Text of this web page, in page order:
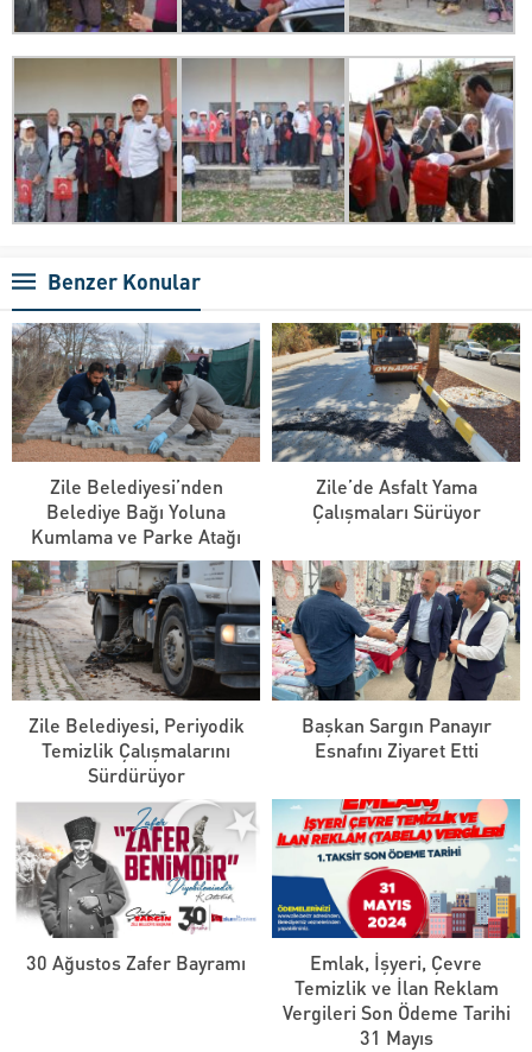
Benzer Konular
Zile Belediyesi’nden
Belediye Bağı Yoluna
Kumlama ve Parke Atağı
Zile’de Asfalt Yama
Çalışmaları Sürüyor
Zile Belediyesi, Periyodik
Temizlik Çalışmalarını
Sürdürüyor
Başkan Sargın Panayır
Esnafını Ziyaret Etti
30 Ağustos Zafer Bayramı
Emlak, İşyeri, Çevre
Temizlik ve İlan Reklam
Vergileri Son Ödeme Tarihi
31 Mayıs